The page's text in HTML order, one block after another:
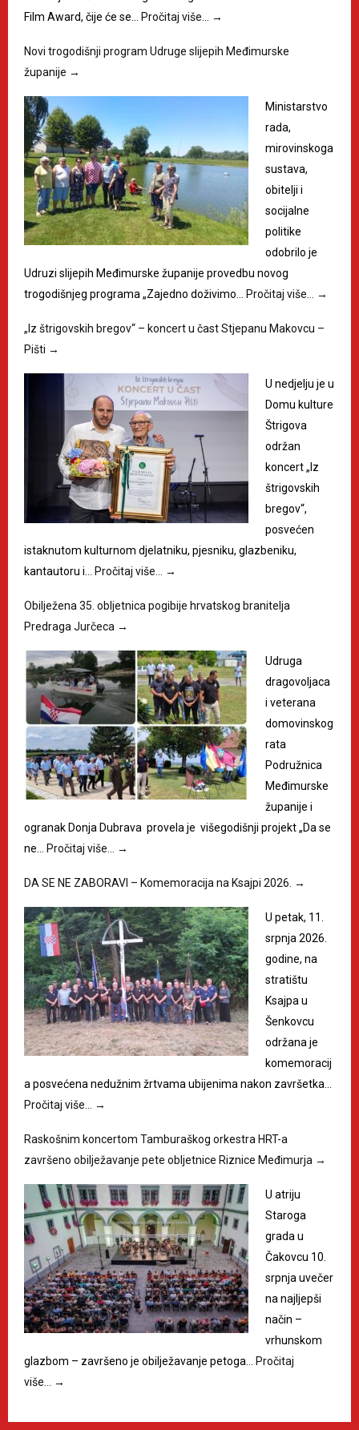
Film Award, čije će se…
Pročitaj više… →
Novi trogodišnji program Udruge slijepih Međimurske
županije →
Ministarstvo
rada,
mirovinskoga
sustava,
obitelji i
socijalne
politike
odobrilo je
Udruzi slijepih Međimurske županije provedbu novog
trogodišnjeg programa „Zajedno doživimo…
Pročitaj više… →
„Iz štrigovskih bregov“ – koncert u čast Stjepanu Makovcu –
Pišti →
U nedjelju je u
Domu kulture
Štrigova
održan
koncert „Iz
štrigovskih
bregov“,
posvećen
istaknutom kulturnom djelatniku, pjesniku, glazbeniku,
kantautoru i…
Pročitaj više… →
Obilježena 35. obljetnica pogibije hrvatskog branitelja
Predraga Jurčeca →
Udruga
dragovoljaca
i veterana
domovinskog
rata
Podružnica
Međimurske
županije i
ogranak Donja Dubrava provela je višegodišnji projekt „Da se
ne…
Pročitaj više… →
DA SE NE ZABORAVI – Komemoracija na Ksajpi 2026. →
U petak, 11.
srpnja 2026.
godine, na
stratištu
Ksajpa u
Šenkovcu
održana je
komemoracij
a posvećena nedužnim žrtvama ubijenima nakon završetka…
Pročitaj više…
→
Raskošnim koncertom Tamburaškog orkestra HRT-a
završeno obilježavanje pete obljetnice Riznice Međimurja →
U atriju
Staroga
grada u
Čakovcu 10.
srpnja uvečer
na najljepši
način –
vrhunskom
glazbom – završeno je obilježavanje petoga…
Pročitaj
više…
→